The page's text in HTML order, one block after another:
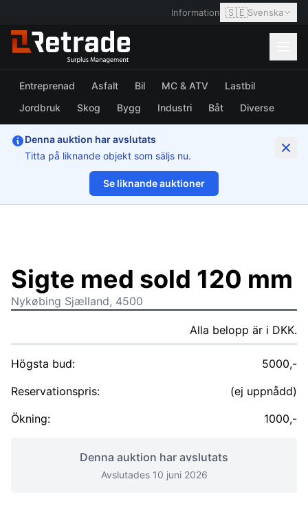
Information 🇸🇪Svenska
Entreprenad Asfalt Bil MC & ATV
Lastbil
Jordbruk
Skog Bygg Industri Båt Diverse
Denna auktion har avslutats
Titta på liknande objekt som säljs nu.
Se liknande auktioner
1/27
Sigte med sold 120 mm
Nykøbing Sjælland, 4500
Alla belopp är i DKK.
Högsta bud:
5000,-
Reservationspris:
(ej uppnådd)
Ökning:
1000,-
Denna auktion har avslutats
Avslutades 10 juni 2026